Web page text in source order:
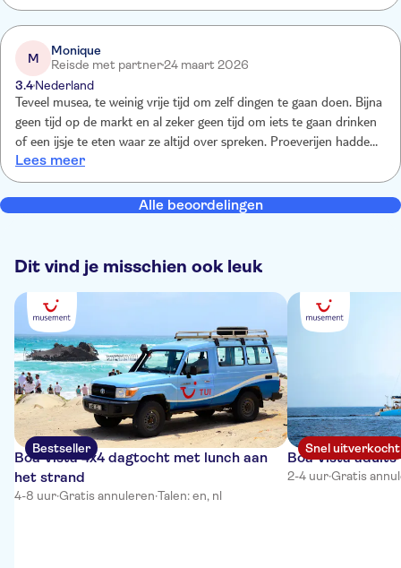
onze verwachtingen wat hoog......
M
Monique
Reisde met partner24 maart 2026
3.4Nederland
Teveel musea, te weinig vrije tijd om zelf dingen te gaan doen. Bijna
geen tijd op de markt en al zeker geen tijd om iets te gaan drinken
of een ijsje te eten waar ze altijd over spreken. Proeverijen hadden
we ook meer van verwacht
Lees meer
Alle beoordelingen
Dit vind je misschien ook leuk
Bestseller
Boa Vista 4x4 dagtocht met lunch aan
het strand
4-8 uur·Gratis annuleren·Talen: en, nl
Snel uitverkocht
Boa Vista
2-4 uur·Gratis